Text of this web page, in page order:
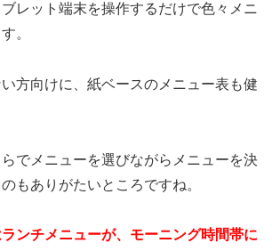
レット端末を操作するだけで色々メニ
。
方向けに、紙ベースのメニュー表も健
でメニューを選びながらメニューを決
もありがたいところですね。
ンチメニューが、モーニング時間帯に